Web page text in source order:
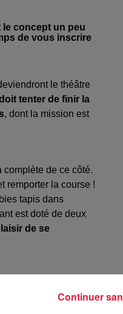
concept un peu
de vous inscrire
le théâtre
tenter de finir la
, dont la mission est
complète de ce côté.
remporter la course !
tapis dans
est doté de deux
de se
sur l'occasion
Continuer